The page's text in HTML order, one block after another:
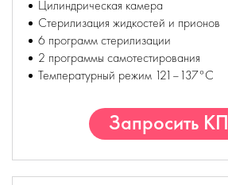
Цилиндрическая камера
Стерилизация жидкостей и прионов
6 программ стерилизации
2 программы самотестирования
Температурный режим 121–137°С
Запросить КП